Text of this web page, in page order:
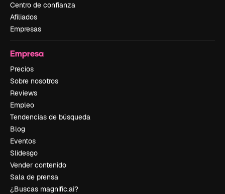
Centro de confianza
Afiliados
Empresas
Empresa
Precios
Sobre nosotros
Reviews
Empleo
Tendencias de búsqueda
Blog
Eventos
Slidesgo
Vender contenido
Sala de prensa
¿Buscas magnific.ai?